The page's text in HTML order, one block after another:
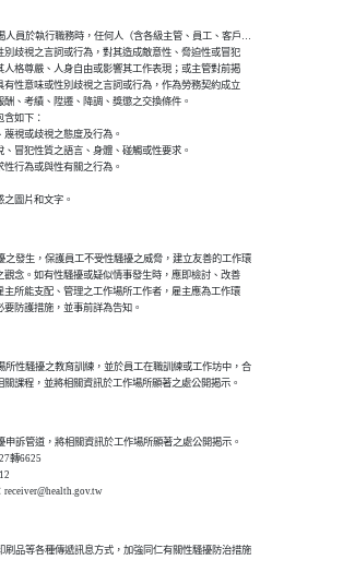
人員於執行職務時，任何人（含各級主管、員工、客戶…
別歧視之言詞或行為，對其造成敵意性、脅迫性或冒犯
人格尊嚴、人身自由或影響其工作表現；或主管對前揭
有性意味或性別歧視之言詞或行為，作為勞務契約成立
酬、考績、陞遷、降調、獎懲之交換條件。
含如下：
蔑視或歧視之態度及行為。
、冒犯性質之語言、身體、碰觸或性要求。
性行為或與性有關之行為。
之發生，保護員工不受性騷擾之威脅，建立友善的工作環
觀念。如有性騷擾或疑似情事發生時，應即檢討、改善
主所能支配、管理之工作場所工作者，雇主應為工作環
所性騷擾之教育訓練，並於員工在職訓練或工作坊中，合
申訴管道，將相關資訊於工作場所顯著之處公開揭示。
轉6625
刷品等各種傳遞訊息方式，加強同仁有關性騷擾防治措施